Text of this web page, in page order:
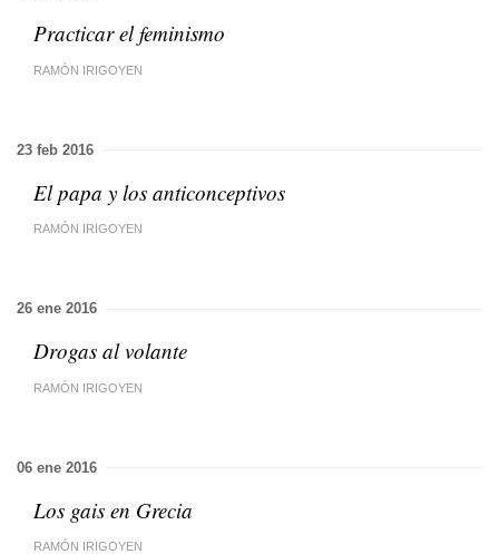
Practicar el feminismo
RAMÓN IRIGOYEN
23 feb 2016
El papa y los anticonceptivos
RAMÓN IRIGOYEN
26 ene 2016
Drogas al volante
RAMÓN IRIGOYEN
06 ene 2016
Los gais en Grecia
RAMÓN IRIGOYEN